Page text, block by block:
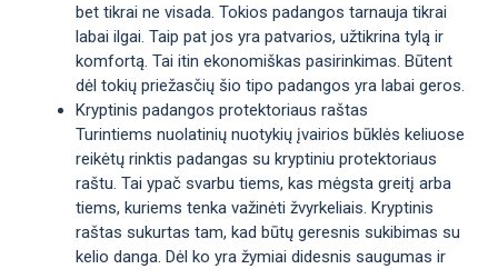
bet tikrai ne visada. Tokios padangos tarnauja tikrai
labai ilgai. Taip pat jos yra patvarios, užtikrina tylą ir
komfortą. Tai itin ekonomiškas pasirinkimas. Būtent
dėl tokių priežasčių šio tipo padangos yra labai geros.
Kryptinis padangos protektoriaus raštas
Turintiems nuolatinių nuotykių įvairios būklės keliuose
reikėtų rinktis padangas su kryptiniu protektoriaus
raštu. Tai ypač svarbu tiems, kas mėgsta greitį arba
tiems, kuriems tenka važinėti žvyrkeliais. Kryptinis
raštas sukurtas tam, kad būtų geresnis sukibimas su
kelio danga. Dėl ko yra žymiai didesnis saugumas ir